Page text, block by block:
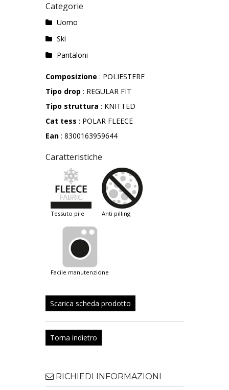
Categorie
Uomo
Ski
Pantaloni
Composizione : POLIESTERE
Tipo drop : REGULAR FIT
Tipo struttura : KNITTED
Cat tess : POLAR FLEECE
Ean : 8300163959644
Caratteristiche
tessuto pile anti pilling
facile manutenzione
Scarica scheda prodotto
Torna indietro
RICHIEDI INFORMAZIONI